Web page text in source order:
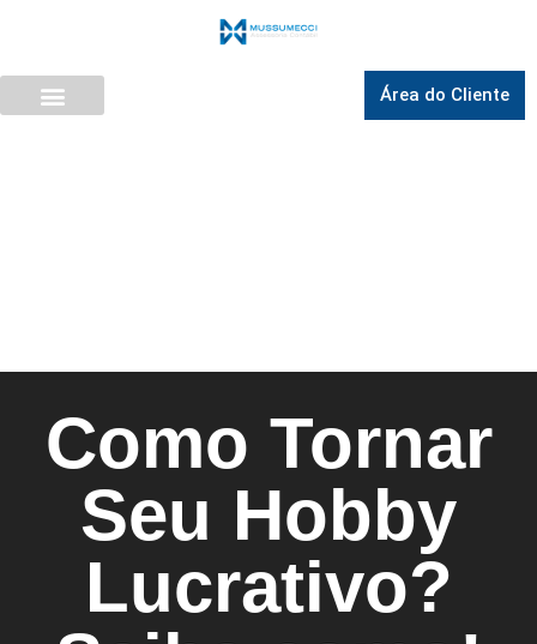
Área do Cliente
Como Tornar
Seu Hobby
Lucrativo?